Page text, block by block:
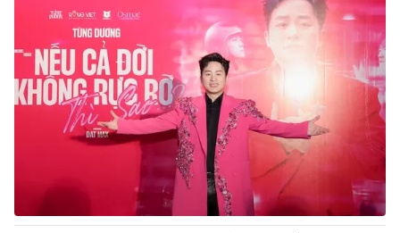
Thế giới
Câu chuyện quốc tế
Tài chính
Thị trường
Dữ liệu và đời sống